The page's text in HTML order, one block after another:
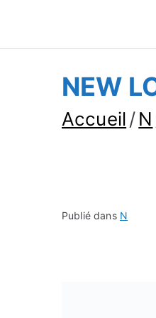
NEW
Accueil N
Publié dans N